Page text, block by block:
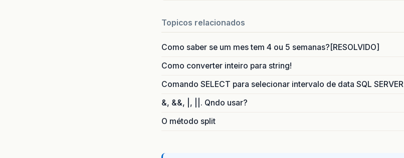
Topicos relacionados
Como saber se um mes tem 4 ou 5 semanas?[RESOLVIDO]
Como converter inteiro para string!
Comando SELECT para selecionar intervalo de data SQL SERVER
&, &&, |, ||. Qndo usar?
O método split